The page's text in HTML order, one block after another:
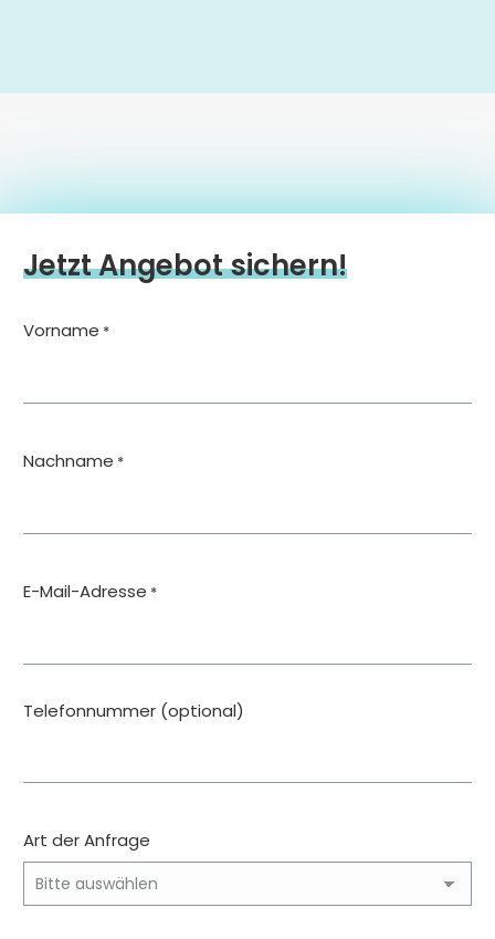
Jetzt Angebot sichern!
Vorname *
Nachname *
E-Mail-Adresse *
Telefonnummer (optional)
Art der Anfrage